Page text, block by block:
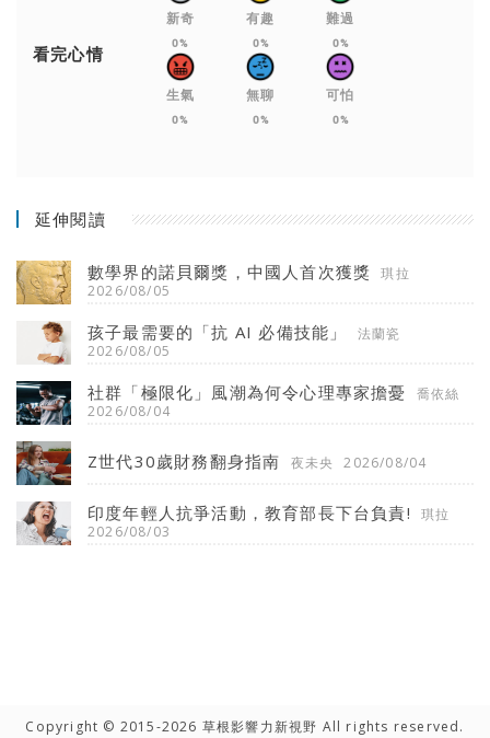
看完心情
新奇
0%
有趣
0%
難過
0%
生氣
0%
無聊
0%
可怕
0%
延伸閱讀
數學界的諾貝爾獎，中國人首次獲獎
琪拉
2026/08/05
孩子最需要的「抗 AI 必備技能」
法蘭瓷
2026/08/05
社群「極限化」風潮為何令心理專家擔憂
喬依絲
2026/08/04
Z世代30歲財務翻身指南 夜未央 2026/08/04
印度年輕人抗爭活動，教育部長下台負責!
琪拉
2026/08/03
Copyright © 2015-2026 草根影響力新視野 All rights reserved.